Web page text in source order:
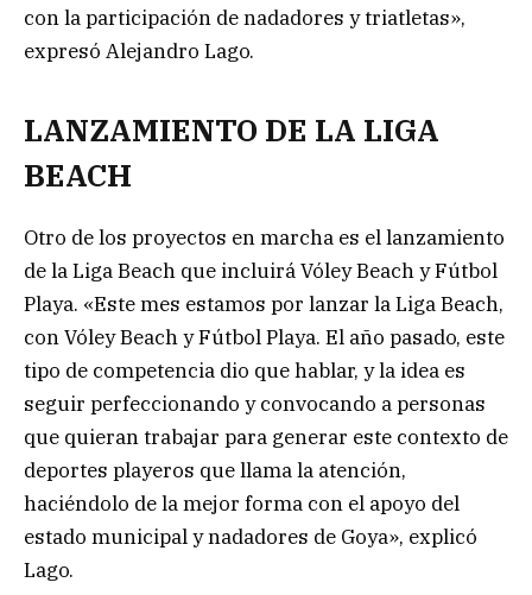
con la participación de nadadores y triatletas»,
expresó Alejandro Lago.
LANZAMIENTO DE LA LIGA
BEACH
Otro de los proyectos en marcha es el lanzamiento
de la Liga Beach que incluirá Vóley Beach y Fútbol
Playa. «Este mes estamos por lanzar la Liga Beach,
con Vóley Beach y Fútbol Playa. El año pasado, este
tipo de competencia dio que hablar, y la idea es
seguir perfeccionando y convocando a personas
que quieran trabajar para generar este contexto de
deportes playeros que llama la atención,
haciéndolo de la mejor forma con el apoyo del
estado municipal y nadadores de Goya», explicó
Lago.